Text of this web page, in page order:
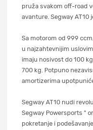
pruža svakom off-road
avanture. Segway AT10
Sa motorom od 999
u najzahtevnijim
imaju nosivost do 100
700 kg. Potpuno
amortizerima
Segway AT10 nudi
Segway Powersports "
pokretanje i